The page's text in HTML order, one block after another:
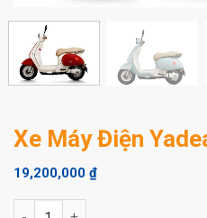
Xe Máy Điện
19,200,000 ₫
Xe Máy Điện Yadea Ova số lượng